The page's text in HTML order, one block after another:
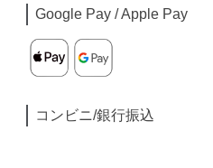
Google Pay / Apple Pay
コンビニ/銀行振込